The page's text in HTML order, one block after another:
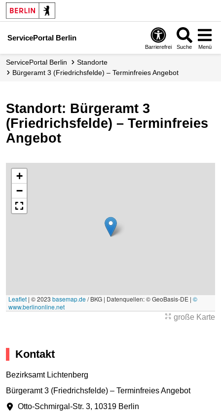
ServicePortal Berlin
Barrierefrei Suche Menü
ServicePortal Berlin
Standorte
Bürgeramt 3 (Friedrichsfelde) – Terminfreies Angebot
Standort: Bürgeramt 3
(Friedrichsfelde) – Terminfreies
Angebot
+
−
Leaflet | © 2023 basemap.de/ BKG | Datenquellen: © GeoBasis-DE | ©
www.berlinonline.net
große Karte
Kontakt
Bezirksamt Lichtenberg
Bürgeramt 3 (Friedrichsfelde) – Terminfreies Angebot
Otto-Schmirgal-Str. 3, 10319 Berlin